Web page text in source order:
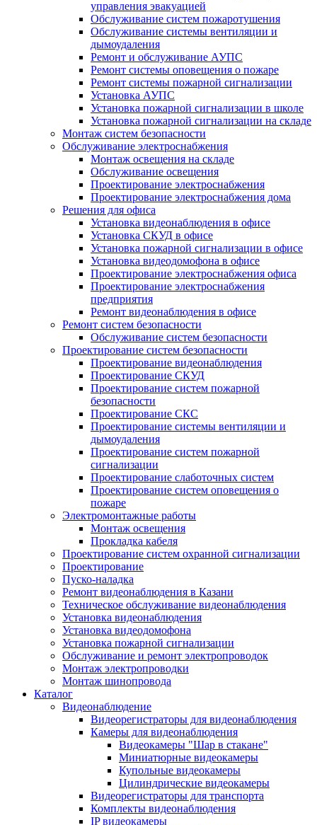
управления эвакуацией
Обслуживание систем пожаротушения
Обслуживание системы вентиляции и
дымоудаления
Ремонт и обслуживание АУПС
Ремонт системы оповещения о пожаре
Ремонт системы пожарной сигнализации
Установка АУПС
Установка пожарной сигнализации в школе
Установка пожарной сигнализации на складе
Монтаж систем безопасности
Обслуживание электроснабжения
Монтаж освещения на складе
Обслуживание освещения
Проектирование электроснабжения
Проектирование электроснабжения дома
Решения для офиса
Установка видеонаблюдения в офисе
Установка СКУД в офисе
Установка пожарной сигнализации в офисе
Установка видеодомофона в офисе
Проектирование электроснабжения офиса
Проектирование электроснабжения
предприятия
Ремонт видеонаблюдения в офисе
Ремонт систем безопасности
Обслуживание систем безопасности
Проектирование систем безопасности
Проектирование видеонаблюдения
Проектирование СКУД
Проектирование систем пожарной
безопасности
Проектирование СКС
Проектирование системы вентиляции и
дымоудаления
Проектирование систем пожарной
сигнализации
Проектирование слаботочных систем
Проектирование систем оповещения о
пожаре
Электромонтажные работы
Монтаж освещения
Прокладка кабеля
Проектирование систем охранной сигнализации
Проектирование
Пуско-наладка
Ремонт видеонаблюдения в Казани
Техническое обслуживание видеонаблюдения
Установка видеонаблюдения
Установка видеодомофона
Установка пожарной сигнализации
Обслуживание и ремонт электропроводок
Монтаж электропроводки
Монтаж шинопровода
Каталог
Видеонаблюдение
Видеорегистраторы для видеонаблюдения
Камеры для видеонаблюдения
Видеокамеры "Шар в стакане"
Миниатюрные видеокамеры
Купольные видеокамеры
Цилиндрические видеокамеры
Видеорегистраторы для транспорта
Комплекты видеонаблюдения
IP видеокамеры